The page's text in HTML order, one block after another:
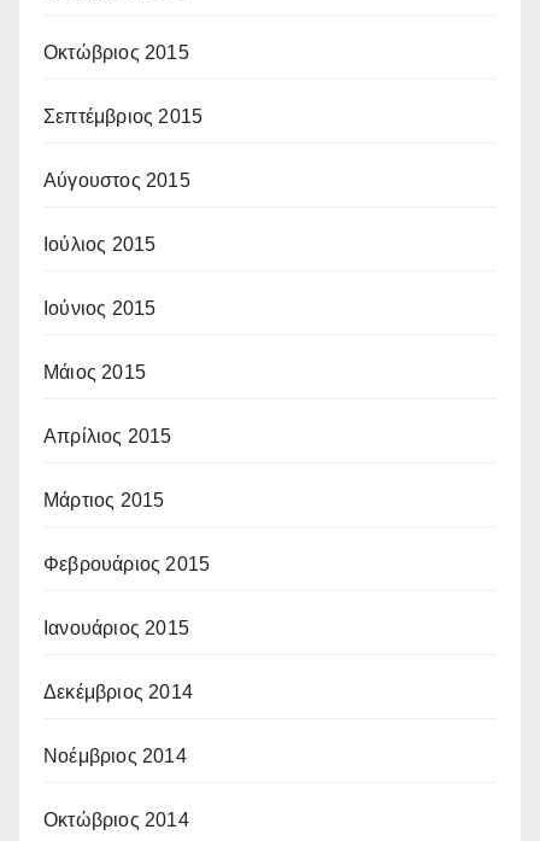
Οκτώβριος 2015
Σεπτέμβριος 2015
Αύγουστος 2015
Ιούλιος 2015
Ιούνιος 2015
Μάιος 2015
Απρίλιος 2015
Μάρτιος 2015
Φεβρουάριος 2015
Ιανουάριος 2015
Δεκέμβριος 2014
Νοέμβριος 2014
Οκτώβριος 2014